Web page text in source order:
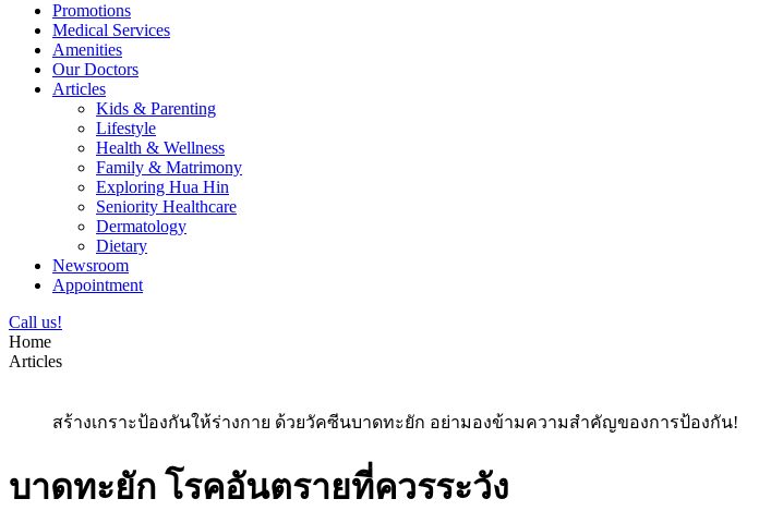
Promotions
Medical Services
Amenities
Our Doctors
Articles
Kids & Parenting
Lifestyle
Health & Wellness
Family & Matrimony
Exploring Hua Hin
Seniority Healthcare
Dermatology
Dietary
Newsroom
Appointment
Call us!
Home
Articles
สร้างเกราะป้องกันให้ร่างกาย ด้วยวัคซีนบาดทะยัก อย่ามองข้ามความสำคัญของการป้องกัน!
บาดทะยัก โรคอันตรายที่ควรระวัง